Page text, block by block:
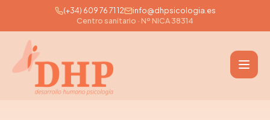
main
content
(+34) 609 76 71 12
info@dhpsicologia.es
Centro sanitario · Nº NICA 38314